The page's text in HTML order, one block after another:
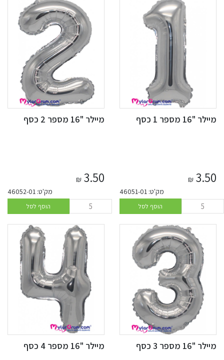
מיילר "16 מספר 1 כסף
3.50
₪
מק'ט: 46051-01
הוסף לסל
מיילר "16 מספר 2 כסף
3.50
₪
מק'ט: 46052-01
הוסף לסל
מיילר "16 מספר 3 כסף מיילר "16 מספר 4 כסף